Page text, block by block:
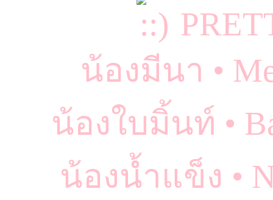
น้องมีนา •
น้องใบมิ้นท์ •
น้องน้ำแข็ง •